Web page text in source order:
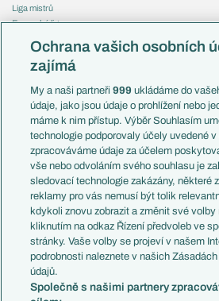
Liga mistrů
Evropská liga
Mistrovství světa
Liga národů
Témata
Představení týmů MS
EuroSkauting
PL v kostce
Evropské koeficienty
Přestupy
Přestupové spekulace
Zranění
Kluby
Arsenal FC
Chelsea FC
Manchester United
Česko
Francie
Itálie
Brazílie
Zápasy
Ochrana vašich osobních
zajímá
My a naši partneři999 ukládáme do
údaje, jako jsou údaje o prohlížení nebo
máme k nim přístup. Výběr Souhlasím
technologie podporovaly účely uvedené
zpracováváme údaje za účelem
vše nebo odvoláním svého souhlasu je
sledovací technologie zakázány, některé
reklamy pro vás nemusí být tolik
kdykoli znovu zobrazit a změnit své
kliknutím na odkaz Řízení předvoleb ve
stránky. Vaše volby se projeví v našem
podrobnosti naleznete v našich
údajů.
Společně s našimi partnery